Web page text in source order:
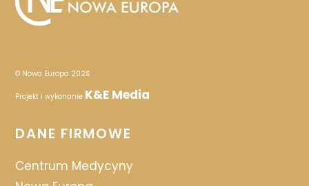
© Nowa Europa 2026
Projekt i wykonanie K&E Media
DANE FIRMOWE
Centrum Medycyny